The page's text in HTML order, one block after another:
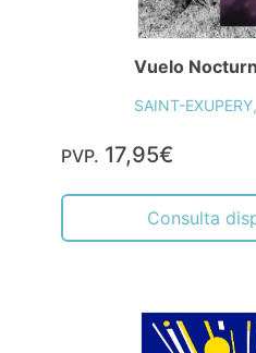
Vuelo
SAINT-
PVP. 17,95€
Consulta